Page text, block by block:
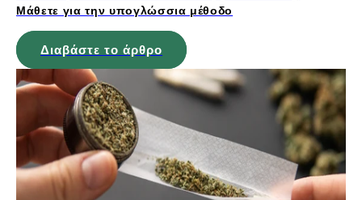
Μάθετε για την υπογλώσσια μέθοδο
Διαβάστε το άρθρο